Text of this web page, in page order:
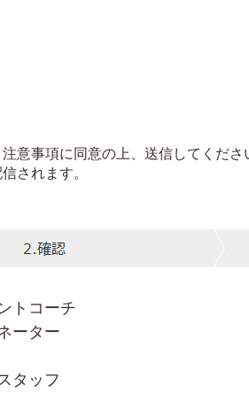
意事項に同意の上、送信してくださ
されます。
トコーチ
ーター
タッフ